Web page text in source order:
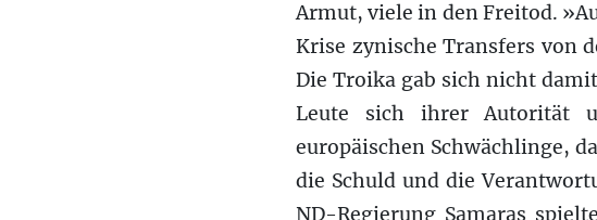
Armut, viele in den Freitod.
Krise zynische Transfers von
Die Troika gab sich nicht
Leute sich ihrer Autorität
europäischen Schwächlinge,
die Schuld und die
ND-Regierung Samaras